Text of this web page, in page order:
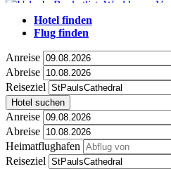
Hotel finden
Flug finden
Anreise
Abreise
Reiseziel
Hotel suchen
Anreise
Abreise
Heimatflughafen
Reiseziel